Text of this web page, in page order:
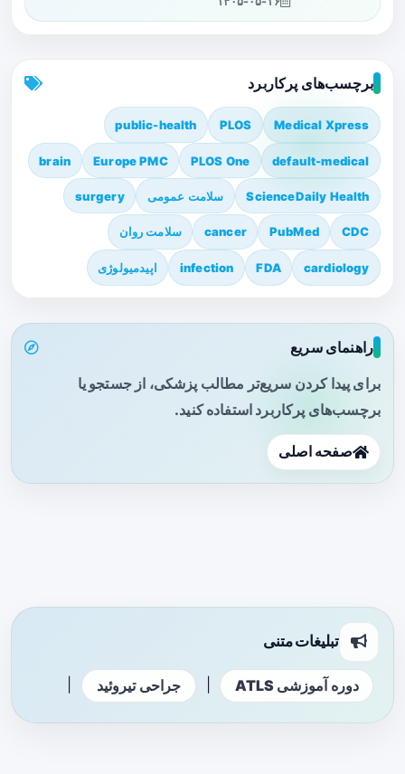
برچسب‌های پرکاربرد
Medical Xpress
PLOS
public-health
default-medical
PLOS One
Europe PMC
brain
ScienceDaily Health سلامت عمومی surgery
CDC
PubMed
cancer سلامت روان
cardiology
FDA
infection اپیدمیولوژی
راهنمای سریع
برای پیدا کردن سریع‌تر مطالب پزشکی، از جستجو یا
برچسب‌های پرکاربرد استفاده کنید.
صفحه اصلی
تبلیغات متنی
دوره آموزشی ATLS جراحی تیروئید